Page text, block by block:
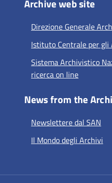
Archive web site
Direzione Generale
Istituto Centrale per gli
Sistema Archivistico
ricerca on line
News from the
Newslettere dal SAN
Il Mondo degli Archivi